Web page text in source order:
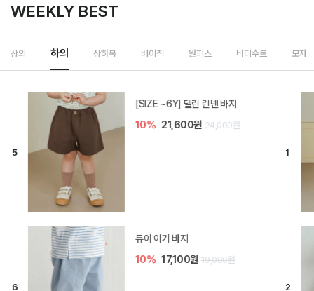
WEEKLY BEST
상의 하의 상하복 베이직 원피스 바디수트 모자
[SIZE ~6Y] 델린 린넨 바지
10% 21,600원 24,000원
듀이 아기 바지
10% 17,100원 19,000원